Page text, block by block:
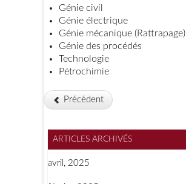
Génie civil
Génie électrique
Génie mécanique (Rattrapage)
Génie des procédés
Technologie
Pétrochimie
Précédent
ARTICLES ARCHIVÉS
avril, 2025